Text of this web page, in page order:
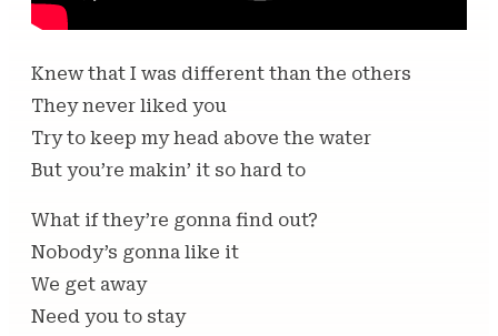
Knew that I was different than the others
They never liked you
Try to keep my head above the water
But you’re makin’ it so hard to
What if they’re gonna find out?
Nobody’s gonna like it
We get away
Need you to stay